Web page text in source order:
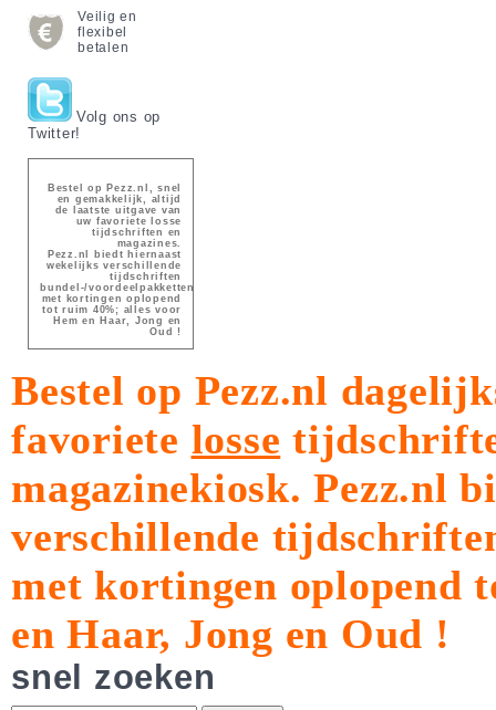
Veilig en
flexibel
betalen
Volg ons op
Twitter!
Bestel op Pezz.nl, snel
en gemakkelijk, altijd
de laatste uitgave van
uw favoriete losse
tijdschriften en
magazines.
Pezz.nl biedt hiernaast
wekelijks verschillende
tijdschriften
bundel-/voordeelpakketten
met kortingen oplopend
tot ruim 40%; alles voor
Hem en Haar, Jong en
Oud !
Bestel op Pezz.nl
favoriete losse
magazinekiosk.Pezz.nl
verschillende
met kortingen oplopend
en Haar, Jong en Oud !
snel zoeken